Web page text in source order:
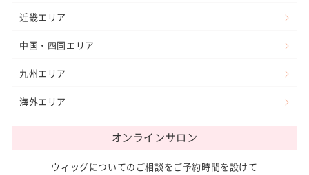
近畿エリア
中国・四国エリア
九州エリア
海外エリア
オンラインサロン
ウィッグについてのご相談をご予約時間を設けて